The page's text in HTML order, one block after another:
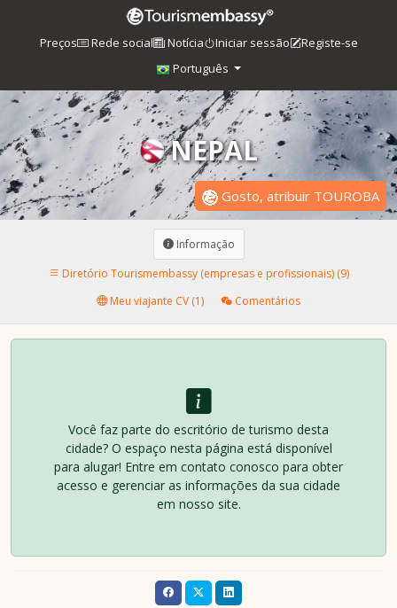
Preços Rede social Notícia Iniciar sessão
Registe-se
Português
NEPAL
Gosto, atribuir TOUROBA
Informação
Diretório Tourismembassy (empresas e profissionais) (9)
Meu viajante CV (1)
Comentários
Você faz parte do escritório de turismo desta
cidade? O espaço nesta página está disponível
para alugar! Entre em contato conosco para obter
acesso e gerenciar as informações da sua cidade
em nosso site.